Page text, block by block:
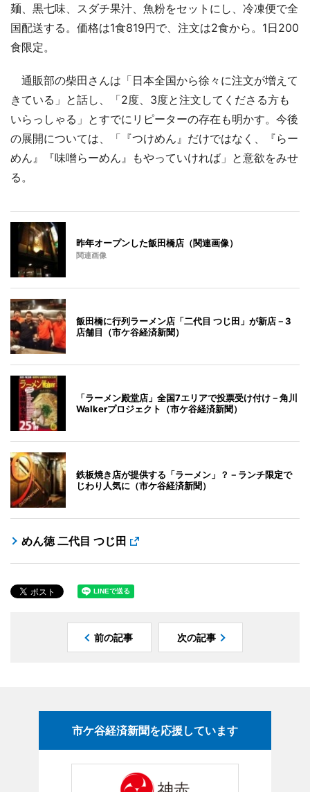
麺、黒七味、スダチ果汁、魚粉をセットにし、冷凍便で全
国配送する。価格は1食819円で、注文は2食から。1日200
食限定。
通販部の柴田さんは「日本全国から徐々に注文が増えて
きている」と話し、「2度、3度と注文してくださる方も
いらっしゃる」とすでにリピーターの存在も明かす。今後
の展開については、「『つけめん』だけではなく、『らー
めん』『味噌らーめん』もやっていければ」と意欲をみせ
る。
昨年オープンした飯田橋店（関連画像）
関連画像
飯田橋に行列ラーメン店「二代目 つじ田」が新店－3
店舗目（市ケ谷経済新聞）
「ラーメン殿堂店」全国7エリアで投票受け付け－角川
Walkerプロジェクト（市ケ谷経済新聞）
鉄板焼き店が提供する「ラーメン」？－ランチ限定で
じわり人気に（市ケ谷経済新聞）
めん徳 二代目 つじ田
前の記事 次の記事
市ケ谷経済新聞を応援しています